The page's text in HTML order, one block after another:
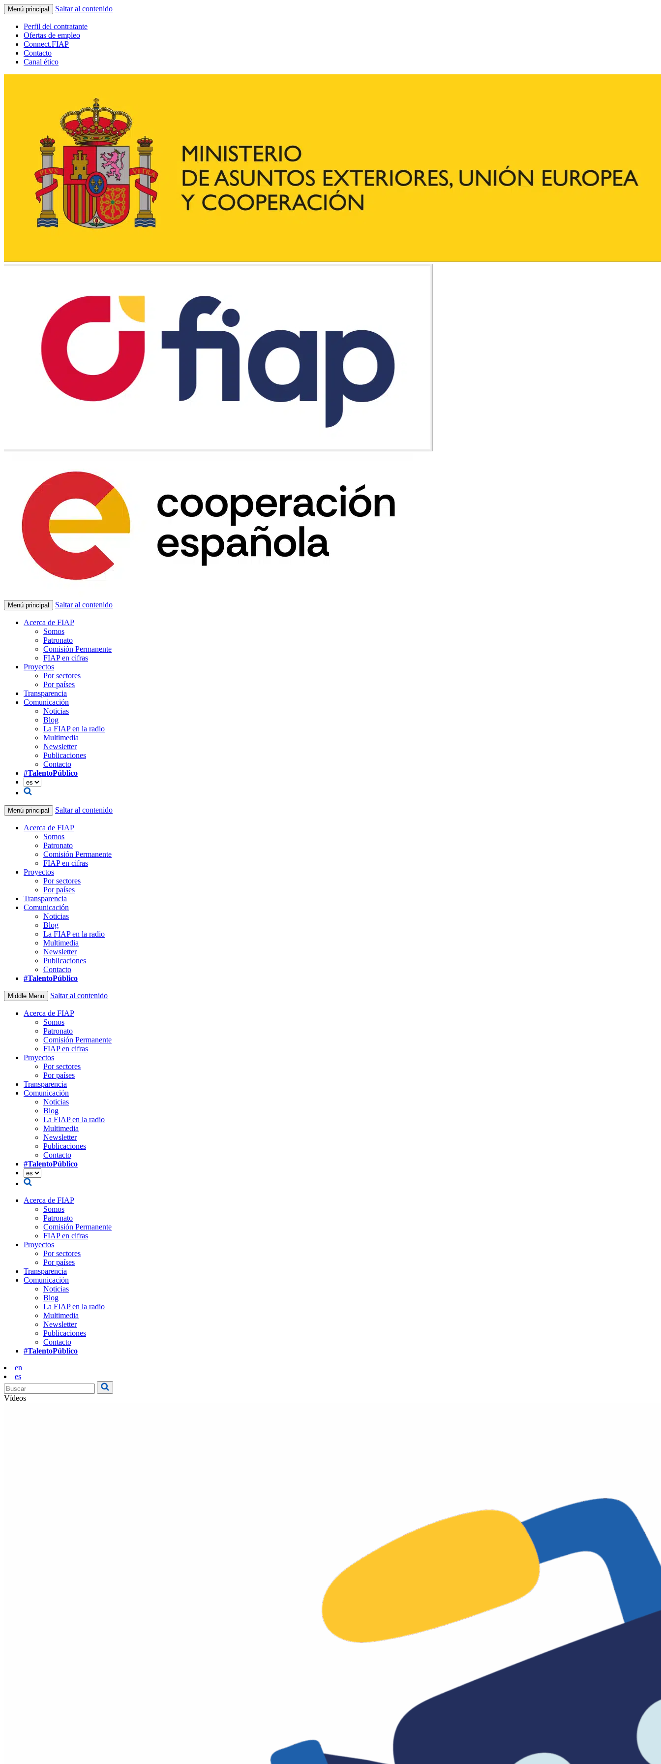
Menú principal Saltar al contenido
Perfil del contratante
Ofertas de empleo
Connect.FIAP
Contacto
Canal ético
Menú principal Saltar al contenido
Acerca de FIAP
Somos
Patronato
Comisión Permanente
FIAP en cifras
Proyectos
Por sectores
Por países
Transparencia
Comunicación
Noticias
Blog
La FIAP en la radio
Multimedia
Newsletter
Publicaciones
Contacto
#TalentoPúblico
Menú principal Saltar al contenido
Acerca de FIAP
Somos
Patronato
Comisión Permanente
FIAP en cifras
Proyectos
Por sectores
Por países
Transparencia
Comunicación
Noticias
Blog
La FIAP en la radio
Multimedia
Newsletter
Publicaciones
Contacto
#TalentoPúblico
Middle Menu Saltar al contenido
Acerca de FIAP
Somos
Patronato
Comisión Permanente
FIAP en cifras
Proyectos
Por sectores
Por países
Transparencia
Comunicación
Noticias
Blog
La FIAP en la radio
Multimedia
Newsletter
Publicaciones
Contacto
#TalentoPúblico
Acerca de FIAP
Somos
Patronato
Comisión Permanente
FIAP en cifras
Proyectos
Por sectores
Por países
Transparencia
Comunicación
Noticias
Blog
La FIAP en la radio
Multimedia
Newsletter
Publicaciones
Contacto
#TalentoPúblico
en
es
Vídeos